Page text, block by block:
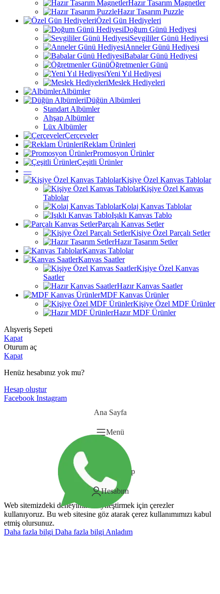
Hazır Tasarım Magnetler
Hazır Tasarım Puzzle
Özel Gün Hediyeleri
Doğum Günü Hediyesi
Sevgililer Günü Hediyesi
Anneler Günü Hediyesi
Babalar Günü Hediyesi
Öğretmenler Günü
Yeni Yıl Hediyesi
Meslek Hediyeleri
Albümler
Düğün Albümleri
Standart Albümler
Ahşap Albümler
Lüx Albümler
Çerçeveler
Reklam Ürünleri
Promosyon Ürünler
Çeşitli Ürünler
—
Kişiye Özel Kanvas Tablolar
Kişiye Özel Kanvas
Tablolar
Kolaj Kanvas Tablolar
Işıklı Kanvas Tablo
Parçalı Kanvas Setler
Kişiye Özel Parçalı Setler
Hazır Tasarım Setler
Kanvas Tablolar
Kanvas Saatler
Kişiye Özel Kanvas
Saatler
Hazır Kanvas Saatler
MDF Kanvas Ürünler
Kişiye Özel MDF Ürünler
Hazır MDF Ürünler
Alışveriş Sepeti
Kapat
Oturum aç
Kapat
Henüz hesabınız yok mu?
Hesap oluştur
Facebook Instagram
Ana Sayfa
Menü
Whatsapp
Hesabım
Web sitemizdeki deneyiminizi iyileştirmek için çerezler
kullanıyoruz. Bu web sitesine göz atarak çerez kullanımımızı kabul
etmiş olursunuz.
Daha fazla bilgi Daha fazla bilgi Anladım